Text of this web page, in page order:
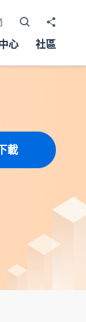
打開搜尋器
分享至
心 社區
載